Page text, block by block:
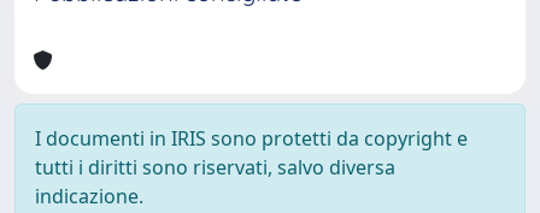
I documenti in IRIS sono protetti da copyright e
tutti i diritti sono riservati, salvo diversa
indicazione.